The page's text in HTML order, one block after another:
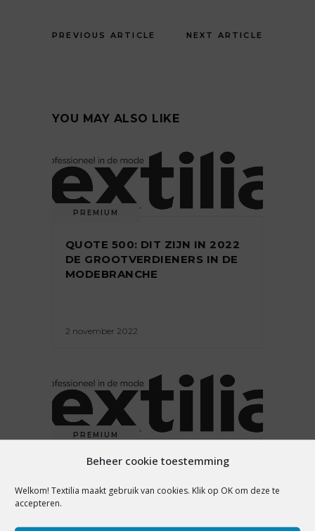
Beheer cookie toestemming
Welkom! Textilia maakt gebruik van cookies. Klik op OK om deze te
accepteren.
PREVIOUS ARTICLE NEXT ARTICLE
YOU MAY ALSO LIKE
PREMIUM
QUOTE 500: DIT ZIJN IN 2022
DE GROOTVERDIENERS IN DE
MODEBRANCHE
2 november 2022
PREMIUM
QUOTE 500: DIT ZIJN DE
VAN NEDERLAND VAN 2018